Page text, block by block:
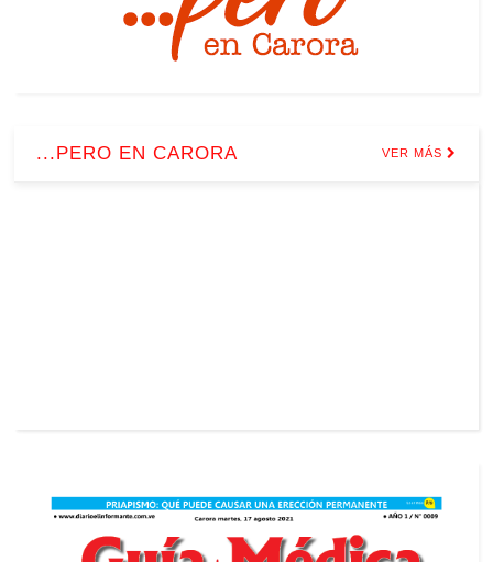
...PERO EN CARORA VER MÁS